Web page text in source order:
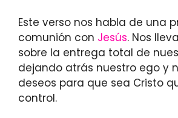
Este verso nos habla de una
comunión con Jesús. Nos
sobre la entrega total de
dejando atrás nuestro ego y
deseos para que sea Cristo
control.